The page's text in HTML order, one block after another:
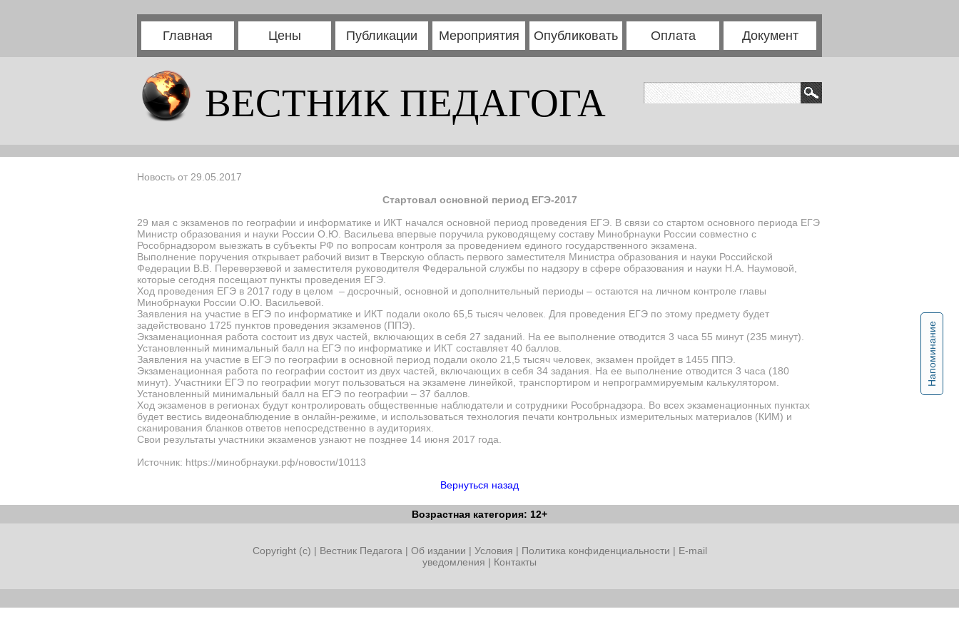
Главная Цены Публикации Мероприятия Опубликовать Оплата Документ
ВЕСТНИК ПЕДАГОГА
Напоминание
Новость от 29.05.2017
Стартовал основной период ЕГЭ-2017
29 мая с экзаменов по географии и информатике и ИКТ начался основной период проведения ЕГЭ. В связи со стартом основного периода ЕГЭ
Министр образования и науки России О.Ю. Васильева впервые поручила руководящему составу Минобрнауки России совместно с
Рособрнадзором выезжать в субъекты РФ по вопросам контроля за проведением единого государственного экзамена.
Выполнение поручения открывает рабочий визит в Тверскую область первого заместителя Министра образования и науки Российской
Федерации В.В. Переверзевой и заместителя руководителя Федеральной службы по надзору в сфере образования и науки Н.А. Наумовой,
которые сегодня посещают пункты проведения ЕГЭ.
Ход проведения ЕГЭ в 2017 году в целом – досрочный, основной и дополнительный периоды – остаются на личном контроле главы
Минобрнауки России О.Ю. Васильевой.
Заявления на участие в ЕГЭ по информатике и ИКТ подали около 65,5 тысяч человек. Для проведения ЕГЭ по этому предмету будет
задействовано 1725 пунктов проведения экзаменов (ППЭ).
Экзаменационная работа состоит из двух частей, включающих в себя 27 заданий. На ее выполнение отводится 3 часа 55 минут (235 минут).
Установленный минимальный балл на ЕГЭ по информатике и ИКТ составляет 40 баллов.
Заявления на участие в ЕГЭ по географии в основной период подали около 21,5 тысяч человек, экзамен пройдет в 1455 ППЭ.
Экзаменационная работа по географии состоит из двух частей, включающих в себя 34 задания. На ее выполнение отводится 3 часа (180
минут). Участники ЕГЭ по географии могут пользоваться на экзамене линейкой, транспортиром и непрограммируемым калькулятором.
Установленный минимальный балл на ЕГЭ по географии – 37 баллов.
Ход экзаменов в регионах будут контролировать общественные наблюдатели и сотрудники Рособрнадзора. Во всех экзаменационных пунктах
будет вестись видеонаблюдение в онлайн-режиме, и использоваться технология печати контрольных измерительных материалов (КИМ) и
сканирования бланков ответов непосредственно в аудиториях.
Свои результаты участники экзаменов узнают не позднее 14 июня 2017 года.
Источник: https://минобрнауки.рф/новости/10113
Вернуться назад
Возрастная категория: 12+
Copyright (c) | Вестник Педагога | Об издании | Условия | Политика конфиденциальности | E-mail
уведомления | Контакты